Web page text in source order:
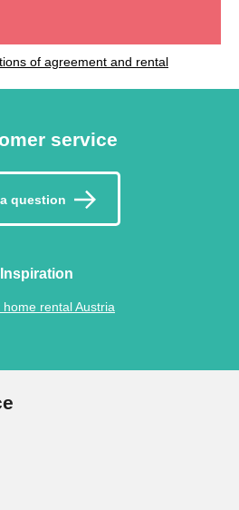
of agreement and rental
service
question
Inspiration
home rental Austria